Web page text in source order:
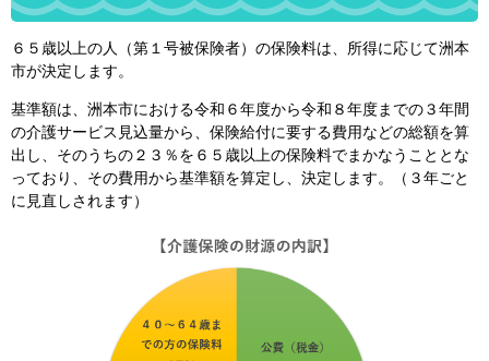
６５歳以上の人（第１号被保険者）の保険料は、所得に応じて洲本
市が決定します。
基準額は、洲本市における令和６年度から令和８年度までの３年間
の介護サービス見込量から、保険給付に要する費用などの総額を算
出し、そのうちの２３％を６５歳以上の保険料でまかなうこととな
っており、その費用から基準額を算定し、決定します。（３年ごと
に見直しされます）